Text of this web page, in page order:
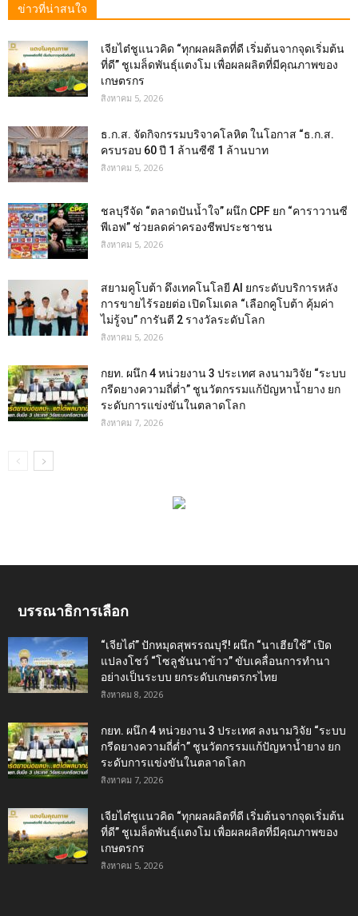
ข่าวที่น่าสนใจ
เจียไต๋ชูแนวคิด “ทุกผลผลิตที่ดี เริ่มต้นจากจุดเริ่มต้น
ที่ดี” ชูเมล็ดพันธุ์แตงโม เพื่อผลผลิตที่มีคุณภาพของ
เกษตรกร
สิงหาคม 5, 2026
ธ.ก.ส. จัดกิจกรรมบริจาคโลหิต ในโอกาส “ธ.ก.ส.
ครบรอบ 60 ปี 1 ล้านซีซี 1 ล้านบาท
สิงหาคม 5, 2026
ชลบุรีจัด “ตลาดปันน้ำใจ” ผนึก CPF ยก “คาราวานซี
พีเอฟ” ช่วยลดค่าครองชีพประชาชน
สิงหาคม 5, 2026
สยามคูโบต้า ดึงเทคโนโลยี AI ยกระดับบริการหลัง
การขายไร้รอยต่อ เปิดโมเดล “เลือกคูโบต้า คุ้มค่า
ไม่รู้จบ” การันตี 2 รางวัลระดับโลก
สิงหาคม 5, 2026
กยท. ผนึก 4 หน่วยงาน 3 ประเทศ ลงนามวิจัย “ระบบ
กรีดยางความถี่ต่ำ” ชูนวัตกรรมแก้ปัญหาน้ำยาง ยก
ระดับการแข่งขันในตลาดโลก
สิงหาคม 7, 2026
บรรณาธิการเลือก
“เจียไต๋” ปักหมุดสุพรรณบุรี! ผนึก “นาเฮียใช้” เปิด
แปลงโชว์ “โซลูชันนาข้าว” ขับเคลื่อนการทำนา
อย่างเป็นระบบ ยกระดับเกษตรกรไทย
สิงหาคม 8, 2026
กยท. ผนึก 4 หน่วยงาน 3 ประเทศ ลงนามวิจัย “ระบบ
กรีดยางความถี่ต่ำ” ชูนวัตกรรมแก้ปัญหาน้ำยาง ยก
ระดับการแข่งขันในตลาดโลก
สิงหาคม 7, 2026
เจียไต๋ชูแนวคิด “ทุกผลผลิตที่ดี เริ่มต้นจากจุดเริ่มต้น
ที่ดี” ชูเมล็ดพันธุ์แตงโม เพื่อผลผลิตที่มีคุณภาพของ
เกษตรกร
สิงหาคม 5, 2026